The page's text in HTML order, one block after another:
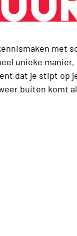
met
unieke
dat je stipt op
buiten komt